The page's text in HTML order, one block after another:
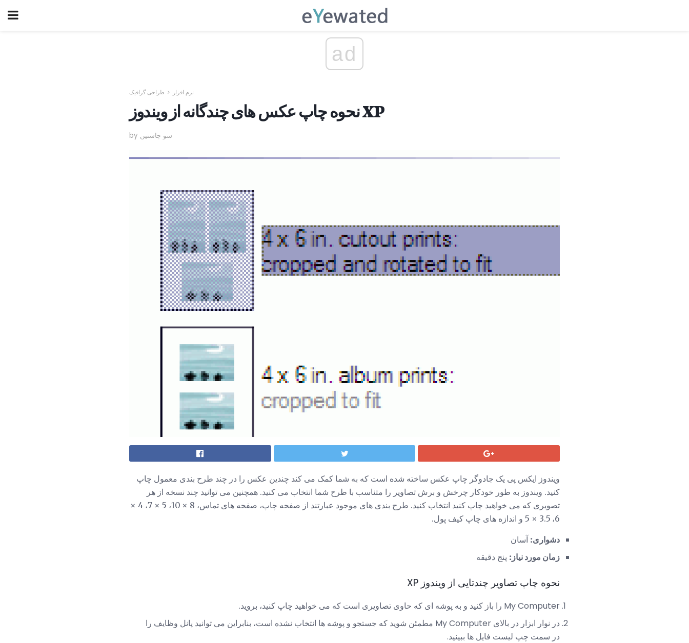
ad
نرم افزار طراحی گرافیک
نحوه چاپ عکس های چندگانه از ویندوز XP
by سو چاستین
ویندوز ایکس پی یک جادوگر چاپ عکس ساخته شده است که به شما کمک می کند چندین عکس را در چند طرح بندی معمول چاپ
کنید. ویندوز به طور خودکار چرخش و برش تصاویر را متناسب با طرح شما انتخاب می کنید. همچنین می توانید چند نسخه از هر
تصویری که می خواهید چاپ کنید انتخاب کنید. طرح بندی های موجود عبارتند از صفحه چاپ، صفحه های تماس، 8 × 10، 5 × 7، 4 ×
6، 3.5 × 5 و اندازه های چاپ کیف پول.
دشواری: آسان
زمان مورد نیاز: پنج دقیقه
نحوه چاپ تصاویر چندتایی از ویندوز XP
My Computer را باز کنید و به پوشه ای که حاوی تصاویری است که می خواهید چاپ کنید، بروید.
در نوار ابزار در بالای My Computer مطمئن شوید که جستجو و پوشه ها انتخاب نشده است، بنابراین می توانید پانل وظایف را
در سمت چپ لیست فایل ها ببینید.